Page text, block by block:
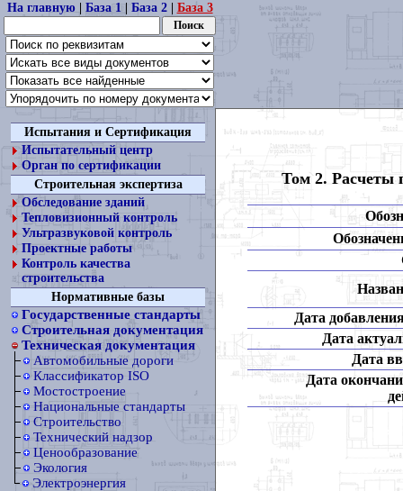
На главную| База 1| База 2| База 3
Испытания и Сертификация
Испытательный центр
Орган по сертификации
Строительная экспертиза
Обследование зданий
Тепловизионный контроль
Ультразвуковой контроль
Проектные работы
Контроль качества
строительства
Нормативные базы
Государственные стандарты
Строительная документация
Техническая документация
Автомобильные дороги
Классификатор ISO
Мостостроение
Национальные стандарты
Строительство
Технический надзор
Ценообразование
Экология
Электроэнергия
Том 2. Расчеты
Дата
Дата
Дата
Дата